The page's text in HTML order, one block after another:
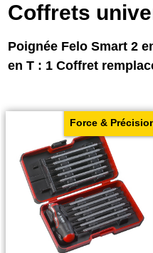
Coffrets
Poignée Felo Smart 2
en T : 1 Coffret
Force &